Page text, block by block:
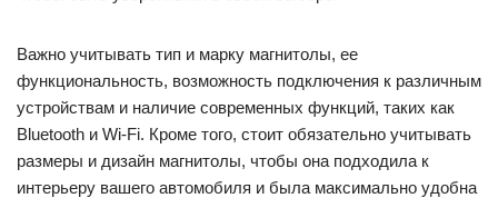
Важно учитывать тип и марку магнитолы, ее
функциональность, возможность подключения к различным
устройствам и наличие современных функций, таких как
Bluetooth и Wi-Fi. Кроме того, стоит обязательно учитывать
размеры и дизайн магнитолы, чтобы она подходила к
интерьеру вашего автомобиля и была максимально удобна